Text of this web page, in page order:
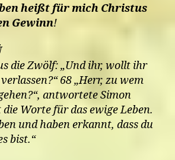
heißt für mich Christus
Gewinn!
die Zwölf: „Und ihr, wollt ihr
68 „Herr, zu wem
antwortete Simon
Worte für das ewige Leben.
und haben erkannt, dass du
bist.“